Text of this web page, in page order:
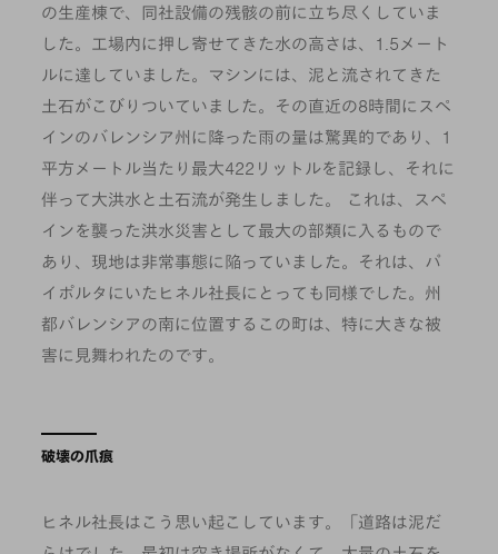
の生産棟で、同社設備の残骸の前に立ち尽くしていま
した。工場内に押し寄せてきた水の高さは、1.5メート
ルに達していました。マシンには、泥と流されてきた
土石がこびりついていました。その直近の8時間にスペ
インのバレンシア州に降った雨の量は驚異的であり、1
平方メートル当たり最大422リットルを記録し、それに
伴って大洪水と土石流が発生しました。 これは、スペ
インを襲った洪水災害として最大の部類に入るもので
あり、現地は非常事態に陥っていました。それは、パ
イポルタにいたヒネル社長にとっても同様でした。州
都バレンシアの南に位置するこの町は、特に大きな被
害に見舞われたのです。
破壊の爪痕
ヒネル社長はこう思い起こしています。「道路は泥だ